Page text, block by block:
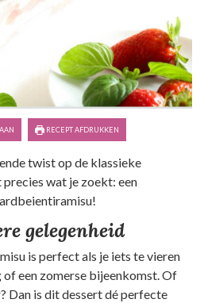
RECEPT AFDRUKKEN
twist op de klassieke
wat je zoekt: een
gelegenheid
is perfect als je iets te vieren
of een zomerse bijeenkomst. Of
Dan is dit dessert dé perfecte